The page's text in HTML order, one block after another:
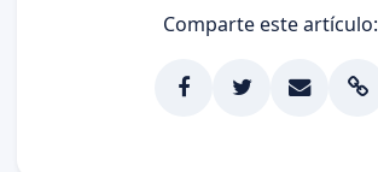
Comparte este artículo: